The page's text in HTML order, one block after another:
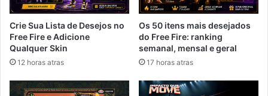
Crie Sua Lista de Desejos no
Free Fire e Adicione
Qualquer Skin
12 horas atras
Os 50 itens mais desejados
do Free Fire: ranking
semanal, mensal e geral
17 horas atras